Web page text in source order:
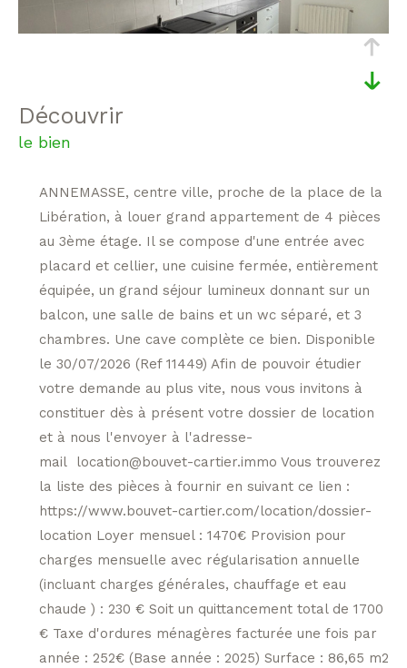
découvrir
le bien
ANNEMASSE, centre ville, proche de la place de la
Libération, à louer grand appartement de 4 pièces
au 3ème étage. Il se compose d'une entrée avec
placard et cellier, une cuisine fermée, entièrement
équipée, un grand séjour lumineux donnant sur un
balcon, une salle de bains et un wc séparé, et 3
chambres. Une cave complète ce bien. Disponible
le 30/07/2026 (Ref 11449) Afin de pouvoir étudier
votre demande au plus vite, nous vous invitons à
constituer dès à présent votre dossier de location
et à nous l'envoyer à l'adresse-
mail location@bouvet-cartier.immo Vous trouverez
la liste des pièces à fournir en suivant ce lien :
https://www.bouvet-cartier.com/location/dossier-
location Loyer mensuel : 1470€ Provision pour
charges mensuelle avec régularisation annuelle
(incluant charges générales, chauffage et eau
chaude ) : 230 € Soit un quittancement total de 1700
€ Taxe d'ordures ménagères facturée une fois par
année : 252€ (Base année : 2025) Surface : 86,65 m2